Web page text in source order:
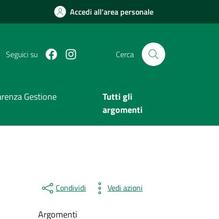
Accedi all'area personale
Seguici su FacebookInstagram Cerca
Gestione
Tutti gli
argomenti
Condividi Vedi azioni
Argomenti